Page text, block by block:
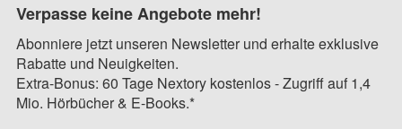
Verpasse keine Angebote mehr!
Abonniere jetzt unseren Newsletter und erhalte exklusive
Rabatte und Neuigkeiten.
Extra-Bonus: 60 Tage Nextory kostenlos - Zugriff auf 1,4
Mio. Hörbücher & E-Books.*